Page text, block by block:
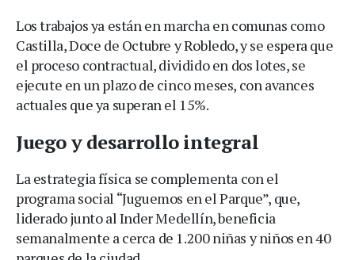
Los trabajos ya están en marcha en comunas como
Castilla, Doce de Octubre y Robledo, y se espera que
el proceso contractual, dividido en dos lotes, se
ejecute en un plazo de cinco meses, con avances
actuales que ya superan el 15%.
Juego y desarrollo integral
La estrategia física se complementa con el
programa social “Juguemos en el Parque”, que,
liderado junto al Inder Medellín, beneficia
semanalmente a cerca de 1.200 niñas y niños en 40